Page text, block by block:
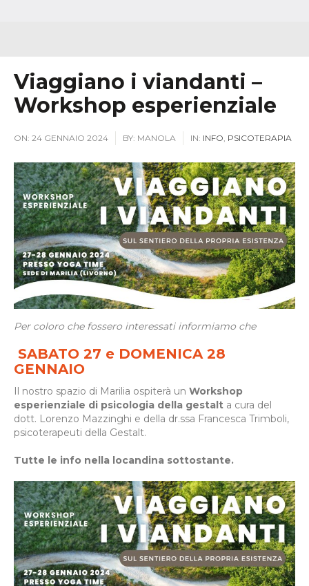
Viaggiano i viandanti –
Workshop esperienziale
ON: 24 GENNAIO 2024 BY: MANOLA IN: INFO, PSICOTERAPIA
Per coloro che fossero interessati informiamo che
SABATO 27 e DOMENICA 28
GENNAIO
Il nostro spazio di Marilia ospiterà un Workshop
esperienziale di psicologia della gestalt a cura del
dott. Lorenzo Mazzinghi e della dr.ssa Francesca Trimboli,
psicoterapeuti della Gestalt.
Tutte le info nella locandina sottostante.